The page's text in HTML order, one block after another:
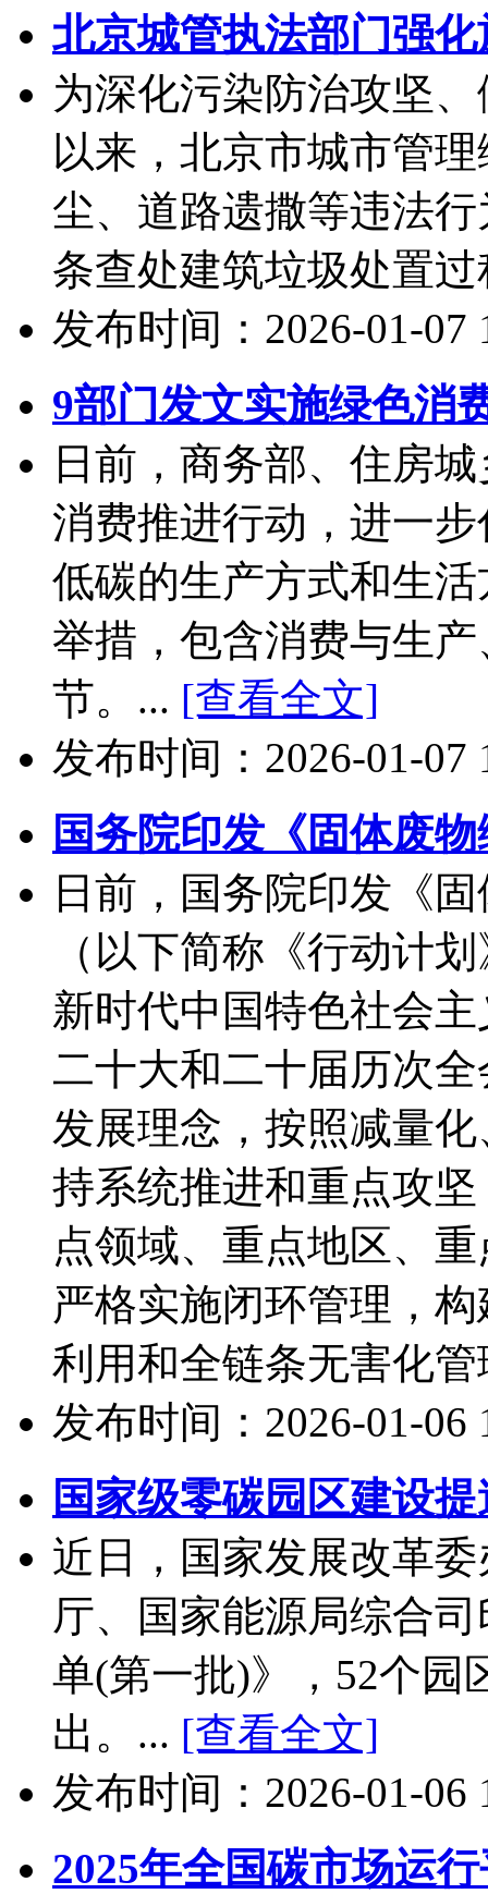
北京城管执法部门强
为深化污染防治攻坚
以来，北京市城市管
尘、道路遗撒等违法
条查处建筑垃圾处置
发布时间：2026-01-07
9部门发文实施绿色消
日前，商务部、住房
消费推进行动，进一
低碳的生产方式和生
举措，包含消费与生
节。... [查看全文]
发布时间：2026-01-07
国务院印发《固体废
日前，国务院印发《
（以下简称《行动计
新时代中国特色社会
二十大和二十届历次
发展理念，按照减量
持系统推进和重点攻
点领域、重点地区、
严格实施闭环管理，
利用和全链条无害化
发布时间：2026-01-06
国家级零碳园区建设
近日，国家发展改革
厅、国家能源局综合
单(第一批)》，52个园
出。... [查看全文]
发布时间：2026-01-06
2025年全国碳市场运